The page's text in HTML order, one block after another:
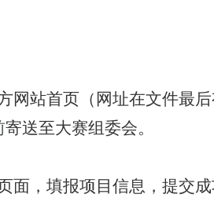
网站首页（网址在文件最
寄送至大赛组委会。
面，填报项目信息，提交